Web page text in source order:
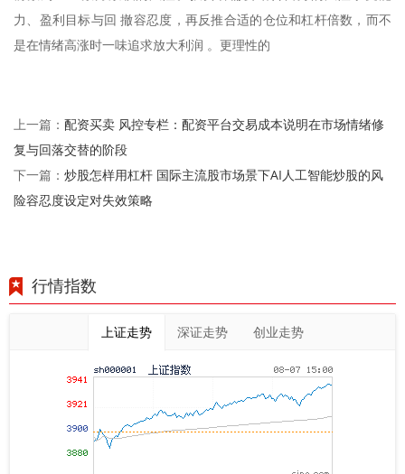
力、盈利目标与回 撤容忍度，再反推合适的仓位和杠杆倍数，而不
是在情绪高涨时一味追求放大利润 。更理性的
上一篇： 配资买卖 风控专栏：配资平台交易成本说明在市场情绪修
复与回落交替的阶段
下一篇： 炒股怎样用杠杆 国际主流股市场景下AI人工智能炒股的风
险容忍度设定对失效策略
行情指数
上证走势 深证走势 创业走势